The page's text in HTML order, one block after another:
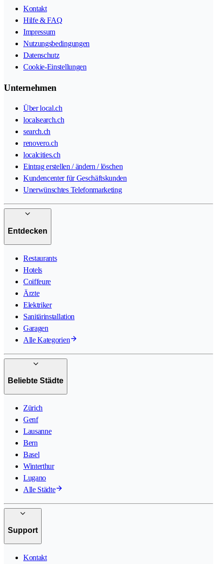
Kontakt
Hilfe & FAQ
Impressum
Nutzungsbedingungen
Datenschutz
Cookie-Einstellungen
Unternehmen
Über local.ch
localsearch.ch
search.ch
renovero.ch
localcities.ch
Eintrag erstellen / ändern / löschen
Kundencenter für Geschäftskunden
Unerwünschtes Telefonmarketing
Entdecken
Restaurants
Hotels
Coiffeure
Ärzte
Elektriker
Sanitärinstallation
Garagen
Alle Kategorien
Beliebte Städte
Zürich
Genf
Lausanne
Bern
Basel
Winterthur
Lugano
Alle Städte
Support
Kontakt